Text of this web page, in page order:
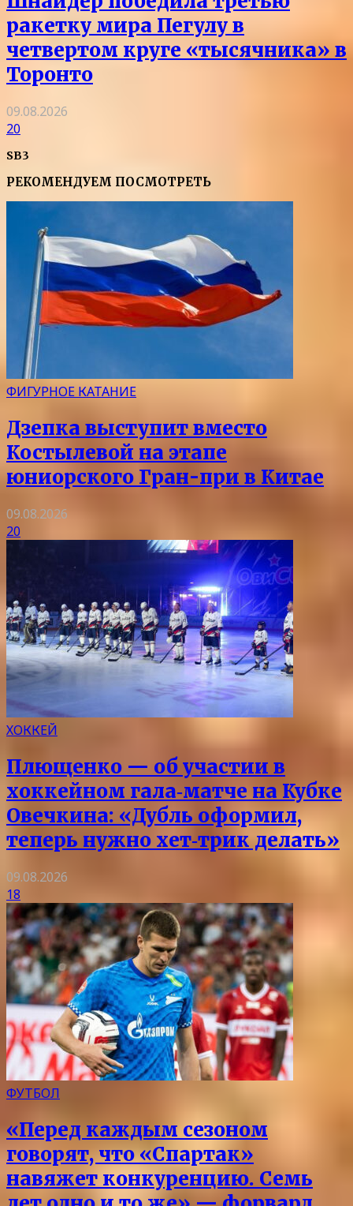
ракетку мира Пегулу в
четвертом круге «тысячника» в
Торонто
09.08.2026
20
SB3
РЕКОМЕНДУЕМ ПОСМОТРЕТЬ
ФИГУРНОЕ КАТАНИЕ
Дзепка выступит вместо
Костылевой на этапе
юниорского Гран-при в Китае
09.08.2026
20
ХОККЕЙ
Плющенко — об участии в
хоккейном гала‑матче на Кубке
Овечкина: «Дубль оформил,
теперь нужно хет‑трик делать»
09.08.2026
18
ФУТБОЛ
«Перед каждым сезоном
говорят, что «Спартак»
навяжет конкуренцию. Семь